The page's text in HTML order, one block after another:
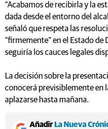
“Acabamos de recibirla y la
dada desde el entorno del
señaló que respeta las
“firmemente” en el Estado
seguiría los cauces legales
La decisión sobre la
conocerá previsiblemente en
aplazarse hasta mañana.
AñadirLa Nueva